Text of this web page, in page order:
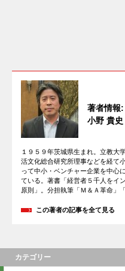
著者情報:
小野 貴史
１９５９年茨城県生まれ。立教大
活文化総合研究所理事などを経て
って中小・ベンチャー企業を中心
ている。著書「経営者５千人をイ
原則」。分担執筆「Ｍ＆Ａ革命」
この著者の記事を全て見る
カテゴリー